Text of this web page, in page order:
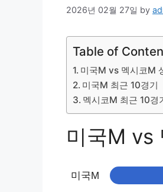
2026년 02월 27일 by
Table of
미국M vs 멕시코M
미국M 최근 10경기
멕시코M 최근 10경
미국M vs
미국M